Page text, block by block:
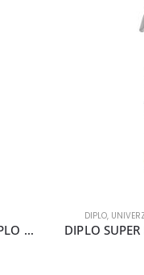
DIPLO DUO PACK (LEMON 700ML+DIPLO STAKLO700ML)
DIPLO,
DIPLO